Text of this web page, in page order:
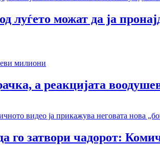
можат да ја
а реакцијата
го затвори чадорот: